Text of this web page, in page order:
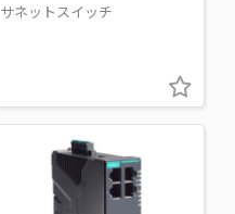
サネットスイッチ